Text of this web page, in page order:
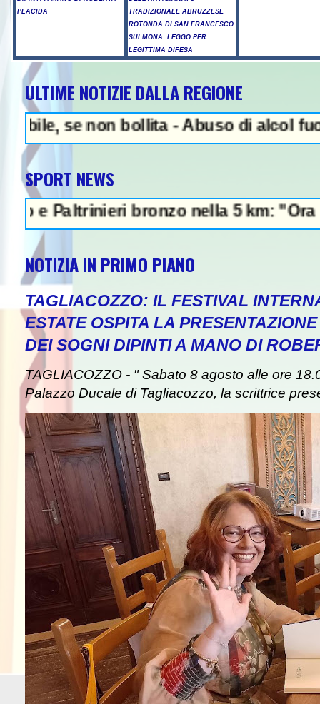
PLACIDA
TRADIZIONALE ABRUZZESE
ROTONDA DI SAN FRANCESCO
SULMONA. LEGGO PER
LEGITTIMA DIFESA
ULTIME NOTIZIE DALLA REGIONE
di alcol fuori dalla discoteca,
SPORT NEWS
5 km: "Ora ci divertiamo in
NOTIZIA IN PRIMO PIANO
TAGLIACOZZO: IL FESTIVAL
ESTATE OSPITA LA
DEI SOGNI DIPINTI A MANO DI
TAGLIACOZZO - " Sabato 8 agosto alle ore
Palazzo Ducale di Tagliacozzo, la scrittrice
NEWS IN